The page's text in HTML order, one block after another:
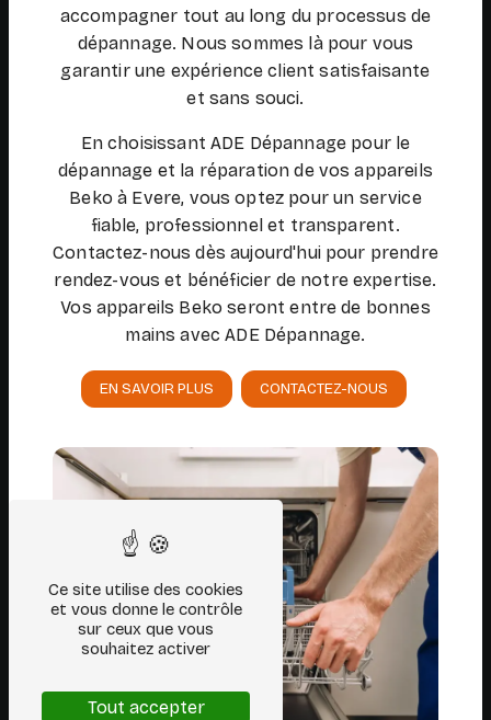
accompagner tout au long du processus de
dépannage. Nous sommes là pour vous
garantir une expérience client satisfaisante
et sans souci.
En choisissant ADE Dépannage pour le
dépannage et la réparation de vos appareils
Beko à Evere, vous optez pour un service
fiable, professionnel et transparent.
Contactez-nous dès aujourd'hui pour prendre
rendez-vous et bénéficier de notre expertise.
Vos appareils Beko seront entre de bonnes
mains avec ADE Dépannage.
EN SAVOIR PLUS CONTACTEZ-NOUS
Ce site utilise des cookies
et vous donne le contrôle
sur ceux que vous
souhaitez activer
Tout accepter